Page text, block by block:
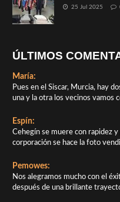
25 Jul 2025
ÚLTIMOS
María:
Pues en el Siscar, Murcia, hay
una y la otra los vecinos vamos
Espín:
Cehegín se muere con rapidez y
corporación se hace la foto
Pemowes:
Nos alegramos mucho con el
después de una brillante